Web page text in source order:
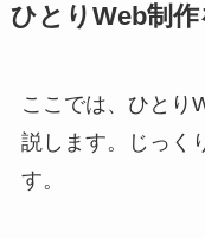
ひとりWeb制
ここでは、ひとり
説します。じっく
す。